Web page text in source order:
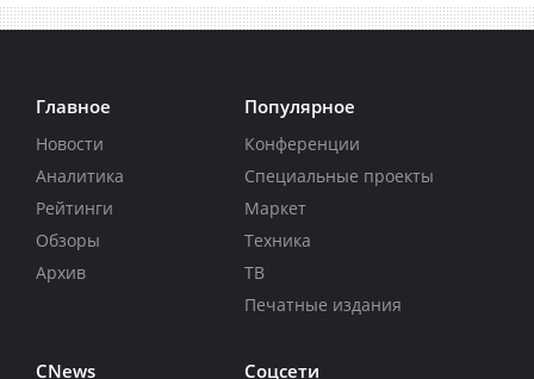
Главное
Новости
Аналитика
Рейтинги
Обзоры
Архив
Популярное
Конференции
Специальные проекты
Маркет
Техника
ТВ
Печатные издания
CNews Соцсети